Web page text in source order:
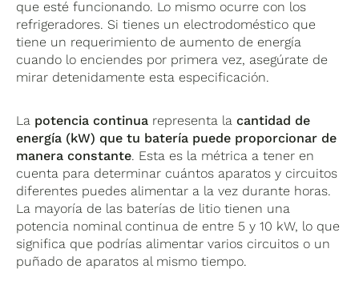
que esté funcionando. Lo mismo ocurre con los
refrigeradores. Si tienes un electrodoméstico que
tiene un requerimiento de aumento de energía
cuando lo enciendes por primera vez, asegúrate de
mirar detenidamente esta especificación.
La potencia continua representa lacantidad de
energía (kW) que tu batería puede proporcionar de
manera constante. Esta es la métrica a tener en
cuenta para determinar cuántos aparatos y circuitos
diferentes puedes alimentar a la vez durante horas.
La mayoría de las baterías de litio tienen una
potencia nominal continua de entre 5 y 10 kW, lo que
significa que podrías alimentar varios circuitos o un
puñado de aparatos al mismo tiempo.